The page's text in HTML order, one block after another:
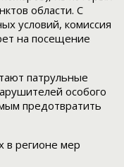
области. С
условий, комиссия
на посещение
патрульные
особого
предотвратить
в регионе мер